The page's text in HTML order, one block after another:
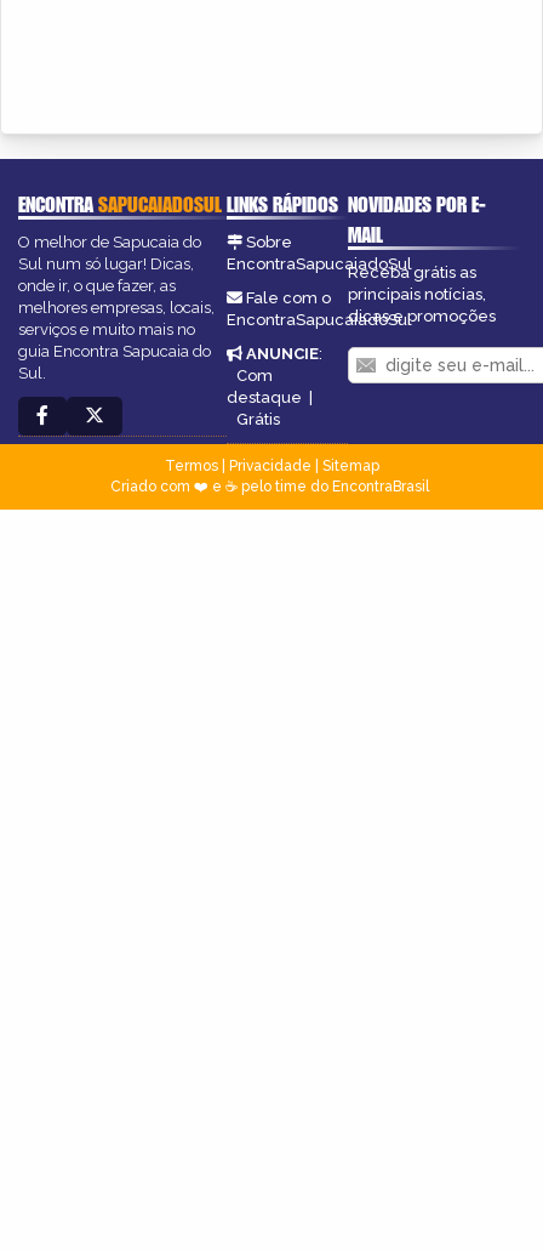
ENCONTRASAPUCAIADOSUL
O melhor de Sapucaia do
Sul num só lugar! Dicas,
onde ir, o que fazer, as
melhores empresas, locais,
serviços e muito mais no
guia Encontra Sapucaia do
Sul.
LINKS RÁPIDOS
Sobre
EncontraSapucaiadoSul
Fale com o
EncontraSapucaiadoSul
ANUNCIE:
Com
destaque |
Grátis
NOVIDADES POR E-
MAIL
Receba grátis as
principais notícias,
dicas e promoções
Termos| Privacidade
Sitemap
Criado com ❤️ e ☕ pelo time do EncontraBrasil